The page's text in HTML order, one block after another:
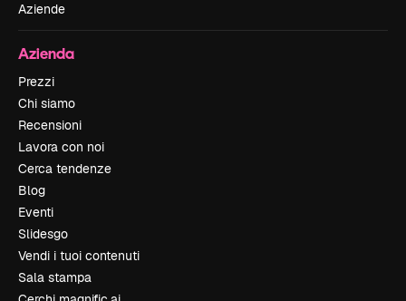
Aziende
Azienda
Prezzi
Chi siamo
Recensioni
Lavora con noi
Cerca tendenze
Blog
Eventi
Slidesgo
Vendi i tuoi contenuti
Sala stampa